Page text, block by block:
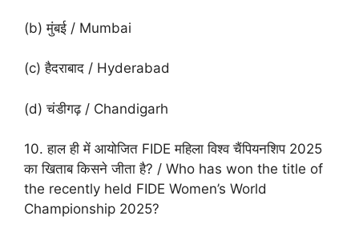
(b) मुंबई / Mumbai
(c) हैदराबाद / Hyderabad
(d) चंडीगढ़ / Chandigarh
10. हाल ही में आयोजित FIDE महिला विश्व चैंपियनशिप 2025
का खिताब किसने जीता है? / Who has won the title of
the recently held FIDE Women’s World
Championship 2025?